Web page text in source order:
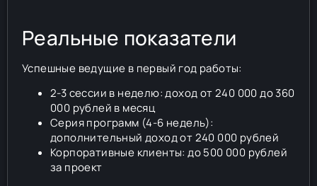
Реальные показатели
Успешные ведущие в первый год работы:
2-3 сессии в неделю: доход от 240 000 до 360
000 рублей в месяц
Серия программ (4-6 недель):
дополнительный доход от 240 000 рублей
Корпоративные клиенты: до 500 000 рублей
за проект